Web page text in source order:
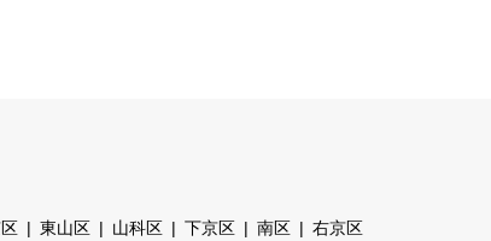
東山区 山科区 下京区 南区 右京区